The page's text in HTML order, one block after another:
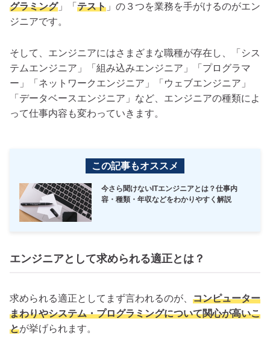
グラミング」「 テスト 」の３つを業務を手がけるのがエン
ジニアです。
そして、エンジニアにはさまざまな職種が存在し、「シス
テムエンジニア」「組み込みエンジニア」「プログラマ
ー」「ネットワークエンジニア」「ウェブエンジニア」
「データベースエンジニア」など、エンジニアの種類によ
って仕事内容も変わっていきます。
この記事もオススメ
今さら聞けないITエンジニアとは？仕事内
容・種類・年収などをわかりやすく解説
エンジニアとして求められる適正とは？
求められる適正としてまず言われるのが、 コンピューター
まわりやシステム・プログラミングについて関心が高いこ
とが挙げられます。